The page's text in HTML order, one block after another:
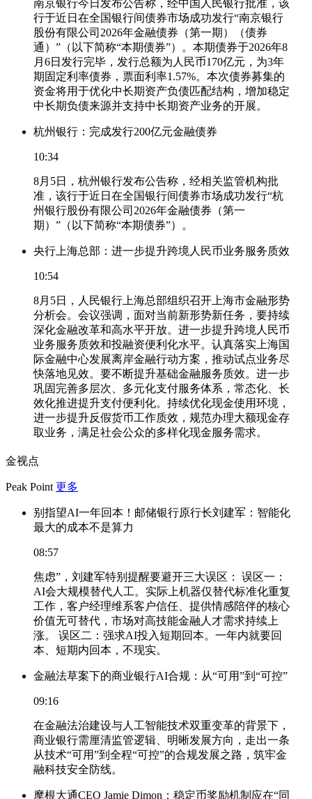
南京银行今日发布公告称，经中国人民银行批准，该
行于近日在全国银行间债券市场成功发行“南京银行
股份有限公司2026年金融债券（第一期）（债券
通）”（以下简称“本期债券”）。本期债券于2026年8
月6日发行完毕，发行总额为人民币170亿元，为3年
期固定利率债券，票面利率1.57%。本次债券募集的
资金将用于优化中长期资产负债匹配结构，增加稳定
中长期负债来源并支持中长期资产业务的开展。
杭州银行：完成发行200亿元金融债券
10:34
8月5日，杭州银行发布公告称，经相关监管机构批
准，该行于近日在全国银行间债券市场成功发行“杭
州银行股份有限公司2026年金融债券（第一
期）”（以下简称“本期债券”）。
央行上海总部：进一步提升跨境人民币业务服务质效
10:54
8月5日，人民银行上海总部组织召开上海市金融形势
分析会。会议强调，面对当前新形势新任务，要持续
深化金融改革和高水平开放。进一步提升跨境人民币
业务服务质效和投融资便利化水平。认真落实上海国
际金融中心发展离岸金融行动方案，推动试点业务尽
快落地见效。要不断提升基础金融服务质效。进一步
巩固完善多层次、多元化支付服务体系，常态化、长
效化推进提升支付便利化。持续优化现金使用环境，
进一步提升反假货币工作质效，规范办理大额现金存
取业务，满足社会公众的多样化现金服务需求。
金视点
Peak Point 更多
别指望AI一年回本！邮储银行原行长刘建军：智能化
最大的成本不是算力
08:57
焦虑”，刘建军特别提醒要避开三大误区： 误区一：
AI会大规模替代人工。实际上机器仅替代标准化重复
工作，客户经理维系客户信任、提供情感陪伴的核心
价值无可替代，市场对高技能金融人才需求持续上
涨。 误区二：强求AI投入短期回本。一年内就要回
本、短期内回本，不现实。
金融法草案下的商业银行AI合规：从“可用”到“可控”
09:16
在金融法治建设与人工智能技术双重变革的背景下，
商业银行需厘清监管逻辑、明晰发展方向，走出一条
从技术“可用”到全程“可控”的合规发展之路，筑牢金
融科技安全防线。
摩根大通CEO Jamie Dimon：稳定币奖励机制应在“同